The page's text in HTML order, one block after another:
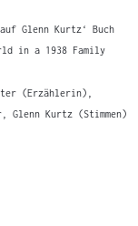
Glenn Kurtz‘ Buch
in a 1938 Family
(Erzählerin),
Glenn Kurtz (Stimmen)